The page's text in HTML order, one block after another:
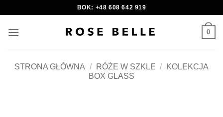
content
BOK: +48 608 642 919
0
STRONA GŁÓWNA / RÓŻE W SZKLE /
KOLEKCJA
BOX GLASS